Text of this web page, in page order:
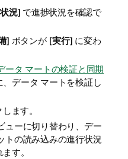
況] で進捗状況を確認で
] ボタンが [実行] に変わ
ータ マートの検証と同期
データ マートを検証し
ます。
ューに切り替わり、デー
トの読み込みの進行状況
す。